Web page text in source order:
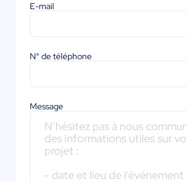
E-mail
N° de téléphone
Message